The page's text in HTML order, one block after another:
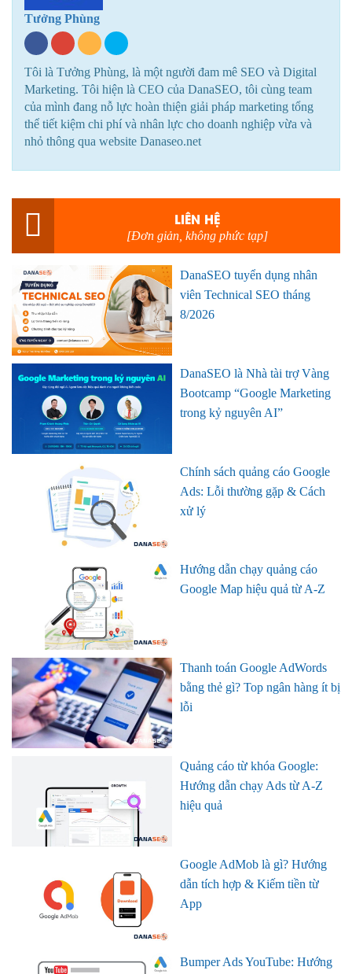
Tưởng Phùng
Tôi là Tưởng Phùng, là một người đam mê SEO và Digital
Marketing. Tôi hiện là CEO của DanaSEO, tôi cùng team
của mình đang nỗ lực hoàn thiện giải pháp marketing tổng
thể tiết kiệm chi phí và nhân lực cho doanh nghiệp vừa và
nhỏ thông qua website Danaseo.net
LIÊN HỆ
[Đơn giản, không phức tạp]
DanaSEO tuyển dụng nhân
viên Technical SEO tháng
8/2026
DanaSEO là Nhà tài trợ Vàng
Bootcamp “Google Marketing
trong kỷ nguyên AI”
Chính sách quảng cáo Google
Ads: Lỗi thường gặp & Cách
xử lý
Hướng dẫn chạy quảng cáo
Google Map hiệu quả từ A-Z
Thanh toán Google AdWords
bằng thẻ gì? Top ngân hàng ít bị
lỗi
Quảng cáo từ khóa Google:
Hướng dẫn chạy Ads từ A-Z
hiệu quả
Google AdMob là gì? Hướng
dẫn tích hợp & Kiếm tiền từ
App
Bumper Ads YouTube: Hướng